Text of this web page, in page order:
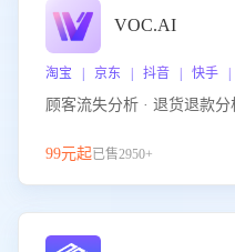
VOC.AI
淘宝 | 京东 | 抖音 | 快手 |
顾客流失分析 · 退货退款
99元起已售2950+